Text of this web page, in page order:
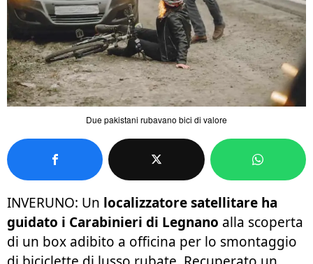
Due pakistani rubavano bici di valore
INVERUNO: Un localizzatore satellitare ha
guidato i Carabinieri di Legnano alla scoperta
di un box adibito a officina per lo smontaggio